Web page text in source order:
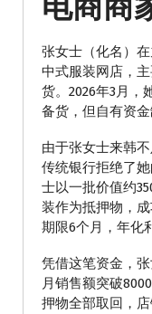
张女士（化名）
中式服装网店，
货。2026年3月，
备货，但自有资金
由于张女士来韩
传统银行拒绝了
士以一批价值约
装作为抵押物，
期限6个月，年化
凭借这笔资金，
月销售额突破
押物全部取回，